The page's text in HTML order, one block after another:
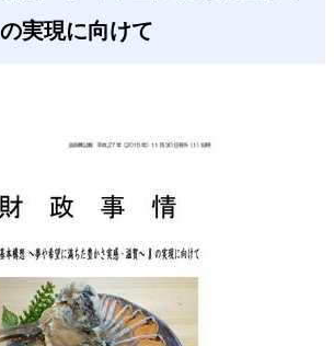
実現に向けて